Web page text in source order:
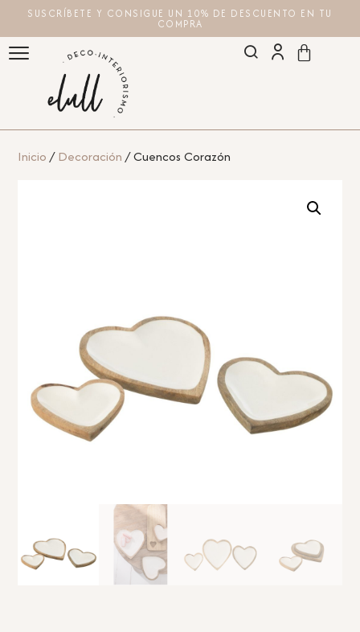
SUSCRÍBETE Y CONSIGUE UN 10% DE DESCUENTO EN TU
COMPRA
Inicio/Decoración/ Cuencos Corazón